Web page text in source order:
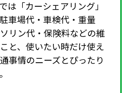
は「カーシェアリング」
車場代・車検代・重量
リン代・保険料などの維
と、使いたい時だけ使え
事情のニーズとぴったり